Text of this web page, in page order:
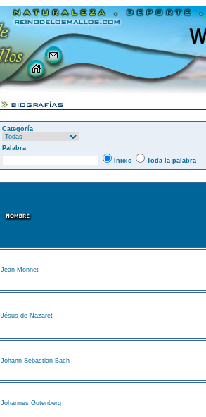
Categoría
Palabra
Inicio
Toda la palabra
Jean Monnet
Jésus de Nazaret
Johann Sebastian Bach
Johannes Gutenberg